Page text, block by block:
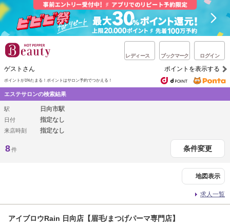
レディース ブックマーク ログイン
ゲストさん ポイントを表示する
ポイントが1%たまる！ ポイントはサロン予約でつかえる！
エステサロンの検索結果
駅 日向市駅
日付 指定なし
来店時刻 指定なし
8件 条件変更
地図表示
求人一覧
アイブロウRain 日向店【眉毛/まつげパーマ専門店】